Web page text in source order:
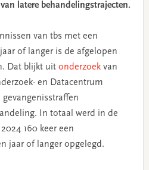
latere behandelingstrajecten.
van tbs met een
of langer is de afgelopen
Dat blijkt uit onderzoekvan
en Datacentrum
In totaal werd in de
160 keer een
jaar of langer opgelegd.